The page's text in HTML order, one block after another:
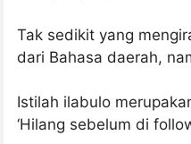
Tak sedikit yang
dari Bahasa daerah,
Istilah ilabulo
‘Hilang sebelum di